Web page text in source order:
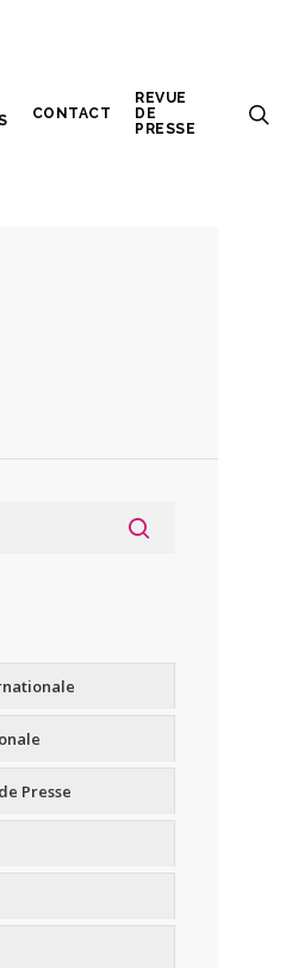
CONTACT
REVUE
DE
PRESSE
Presse